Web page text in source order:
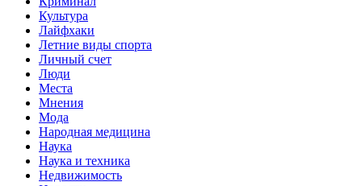
Культура
Лайфхаки
Летние виды спорта
Личный счет
Люди
Места
Мнения
Мода
Народная медицина
Наука
Наука и техника
Недвижимость